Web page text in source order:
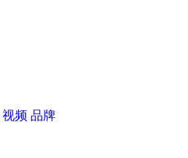
视频 品牌